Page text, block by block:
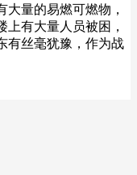
量的易燃可燃物，
有大量人员被困，
有丝毫犹豫，作为战